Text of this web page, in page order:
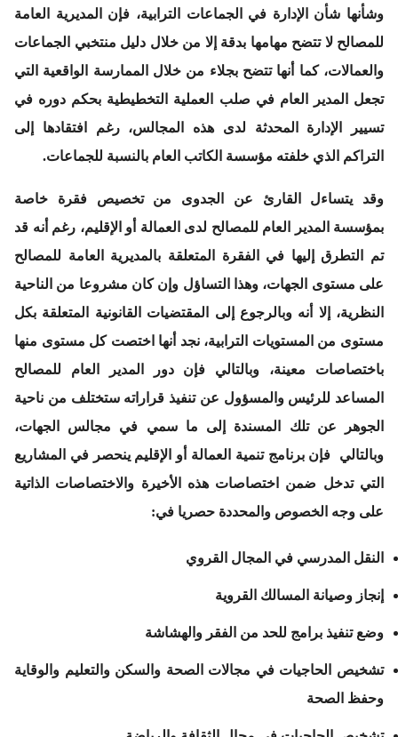
وشأنها شأن الإدارة في الجماعات الترابية، فإن المديرية العامة
للمصالح لا تتضح مهامها بدقة إلا من خلال دليل منتخبي الجماعات
والعمالات، كما أنها تتضح بجلاء من خلال الممارسة الواقعية التي
تجعل المدير العام في صلب العملية التخطيطية بحكم دوره في
تسيير الإدارة المحدثة لدى هذه المجالس، رغم افتقادها إلى
التراكم الذي خلفته مؤسسة الكاتب العام بالنسبة للجماعات.
وقد يتساءل القارئ عن الجدوى من تخصيص فقرة خاصة
بمؤسسة المدير العام للمصالح لدى العمالة أو الإقليم، رغم أنه قد
تم التطرق إليها في الفقرة المتعلقة بالمديرية العامة للمصالح
على مستوى الجهات، وهذا التساؤل وإن كان مشروعا من الناحية
النظرية، إلا أنه وبالرجوع إلى المقتضيات القانونية المتعلقة بكل
مستوى من المستويات الترابية، نجد أنها اختصت كل مستوى منها
باختصاصات معينة، وبالتالي فإن دور المدير العام للمصالح
المساعد للرئيس والمسؤول عن تنفيذ قراراته ستختلف من ناحية
الجوهر عن تلك المسندة إلى ما سمي في مجالس الجهات،
وبالتالي فإن برنامج تنمية العمالة أو الإقليم ينحصر في المشاريع
التي تدخل ضمن اختصاصات هذه الأخيرة والاختصاصات الذاتية
على وجه الخصوص والمحددة حصريا في:
النقل المدرسي في المجال القروي
إنجاز وصيانة المسالك القروية
وضع تنفيذ برامج للحد من الفقر والهشاشة
تشخيص الحاجيات في مجالات الصحة والسكن والتعليم والوقاية
وحفظ الصحة